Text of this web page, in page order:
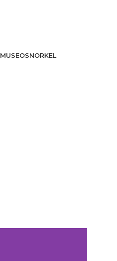
MUSEOSNORKEL